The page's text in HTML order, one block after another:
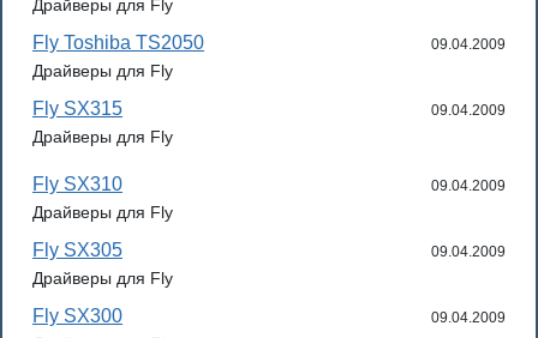
Драйверы для Fly
Fly Toshiba TS2050 09.04.2009
Драйверы для Fly
Fly SX315 09.04.2009
Драйверы для Fly
Fly SX310 09.04.2009
Драйверы для Fly
Fly SX305 09.04.2009
Драйверы для Fly
Fly SX300 09.04.2009